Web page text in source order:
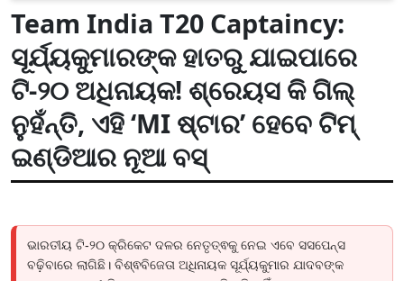
Team India T20 Captaincy:
ସୂର୍ଯ୍ୟକୁମାରଙ୍କ ହାତରୁ ଯାଇପାରେ
ଟି-୨୦ ଅଧିନାୟକ! ଶ୍ରେୟସ କି ଗିଲ୍
ନୁହଁନ୍ତି, ଏହି ‘MI ଷ୍ଟାର’ ହେବେ ଟିମ୍
ଇଣ୍ଡିଆର ନୂଆ ବସ୍‌
ଭାରତୀୟ ଟି-୨୦ କ୍ରିକେଟ ଦଳର ନେତୃତ୍ଵକୁ ନେଇ ଏବେ ସସପେନ୍ସ
ବଢ଼ିବାରେ ଲାଗିଛି। ବିଶ୍ଵବିଜେତା ଅଧିନାୟକ ସୂର୍ଯ୍ୟକୁମାର ଯାଦବଙ୍କ